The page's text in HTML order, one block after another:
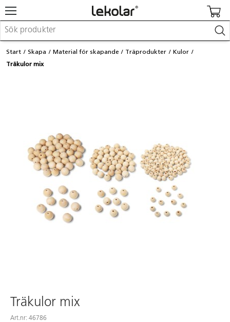
Möbler & inredning
Lekplatsutrustning & utemiljö
Logga in / Registrera dig
Hitta din säljare
Kontakta Lekolar
Start Skapa Material för skapande Träprodukter
Kulor
Träkulor mix
Träkulor mix
Art.nr: 46786